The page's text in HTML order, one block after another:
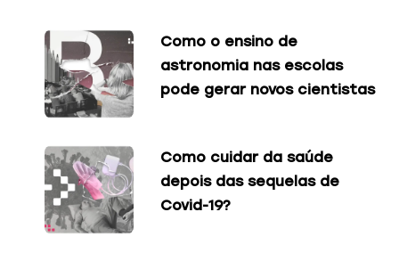
Como o ensino de
astronomia nas escolas
pode gerar novos cientistas
Como cuidar da saúde
depois das sequelas de
Covid-19?